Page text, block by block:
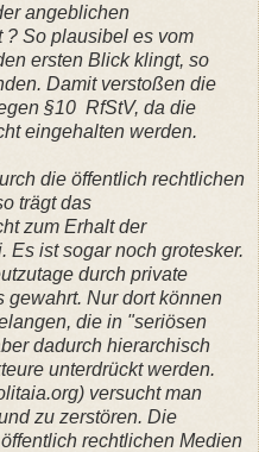
angeblichen
? So plausibel es vom
ersten Blick klingt, so
Damit verstoßen die
§10 RfStV, da die
eingehalten werden.
die öffentlich rechtlichen
trägt das
zum Erhalt der
Es ist sogar noch grotesker.
durch private
gewahrt. Nur dort können
die in "seriösen
dadurch hierarchisch
unterdrückt werden.
versucht man
zu zerstören. Die
rechtlichen Medien